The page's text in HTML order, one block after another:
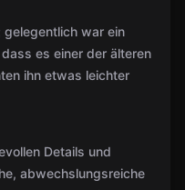
gelegentlich war ein
es einer der älteren
ihn etwas leichter
Details und
abwechslungsreiche